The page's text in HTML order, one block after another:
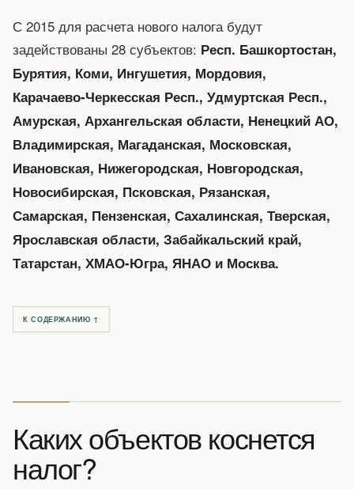
С 2015 для расчета нового налога будут
задействованы 28 субъектов: Респ. Башкортостан,
Бурятия, Коми, Ингушетия, Мордовия,
Карачаево-Черкесская Респ., Удмуртская Респ.,
Амурская, Архангельская области, Ненецкий АО,
Владимирская, Магаданская, Московская,
Ивановская, Нижегородская, Новгородская,
Новосибирская, Псковская, Рязанская,
Самарская, Пензенская, Сахалинская, Тверская,
Ярославская области, Забайкальский край,
Татарстан, ХМАО-Югра, ЯНАО и Москва.
К СОДЕРЖАНИЮ ↑
Каких объектов коснется
налог?